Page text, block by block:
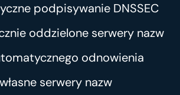
podpisywanie DNSSEC
oddzielone serwery nazw
odnowienia
serwery nazw